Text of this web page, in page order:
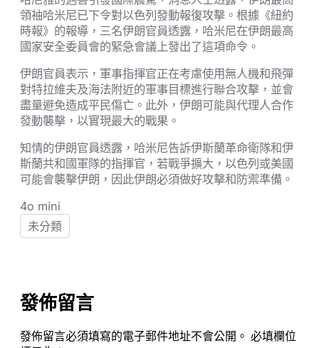
領袖哈米尼已下令對以色列發動報復攻擊。根據《紐約
時報》的報導，三名伊朗官員透露，哈米尼在伊朗最高
國家安全委員會的緊急會議上發出了這項命令。
伊朗官員表示，軍事指揮官正在考慮使用無人機和飛彈
對特拉維夫及海法附近的軍事目標進行聯合攻擊，並會
盡量避免造成平民傷亡。此外，伊朗可能與代理人合作
發動襲擊，以實現最大的戰果。
知情的伊朗官員透露，哈米尼告訴伊斯蘭革命衛隊和伊
斯蘭共和國軍隊的指揮官，若戰爭擴大，以色列或美國
可能會襲擊伊朗，因此伊朗必須做好攻擊和防禦準備。
4o mini
未分類
發佈留言
發佈留言必須填寫的電子郵件地址不會公開。 必填欄位